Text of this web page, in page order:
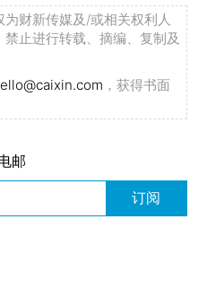
财新传媒及/或相关权利人
止进行转载、摘编、复制及
，获得书面
邮
订阅